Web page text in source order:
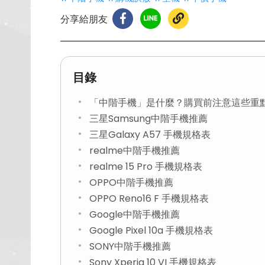
分享給朋友
目錄
「中階手機」是什麼？購買前注意這些重
三星Samsung中階手機推薦
三星Galaxy A57 手機規格表
realme中階手機推薦
realme 15 Pro 手機規格表
OPPO中階手機推薦
OPPO Reno16 F 手機規格表
Google中階手機推薦
Google Pixel 10a 手機規格表
SONY中階手機推薦